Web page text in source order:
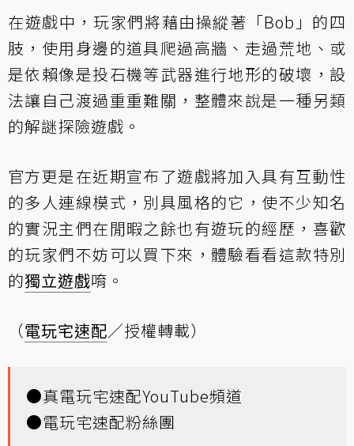
在遊戲中，玩家們將藉由操縱著「Bob」的四
肢，使用身邊的道具爬過高牆、走過荒地、或
是依賴像是投石機等武器進行地形的破壞，設
法讓自己渡過重重難關，整體來說是一種另類
的解謎探險遊戲。
官方更是在近期宣布了遊戲將加入具有互動性
的多人連線模式，別具風格的它，使不少知名
的實況主們在閒暇之餘也有遊玩的經歷，喜歡
的玩家們不妨可以買下來，體驗看看這款特別
的獨立遊戲唷。
（電玩宅速配／授權轉載）
●真電玩宅速配YouTube頻道
●電玩宅速配粉絲團